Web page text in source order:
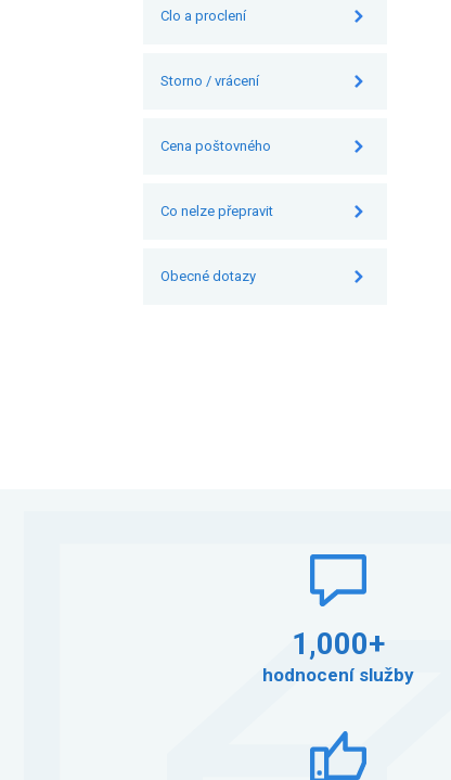
Clo a proclení
Storno / vrácení
Cena poštovného
Co nelze přepravit
Obecné dotazy
1,000+
hodnocení služby